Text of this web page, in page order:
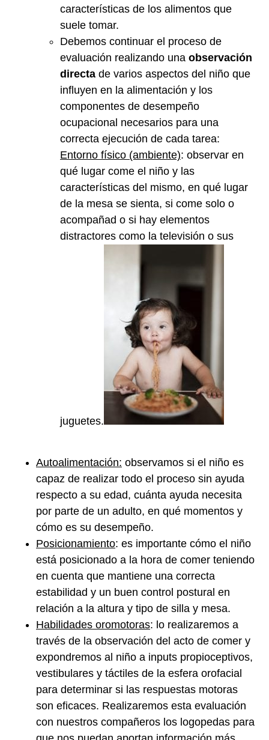
características de los alimentos que
suele tomar.
Debemos continuar el proceso de
evaluación realizando una observación
directa de varios aspectos del niño que
influyen en la alimentación y los
componentes de desempeño
ocupacional necesarios para una
correcta ejecución de cada tarea:
Entorno físico (ambiente): observar en
qué lugar come el niño y las
características del mismo, en qué lugar
de la mesa se sienta, si come solo o
acompañad o si hay elementos
distractores como la televisión o sus
juguetes.
Autoalimentación: observamos si el niño es
capaz de realizar todo el proceso sin ayuda
respecto a su edad, cuánta ayuda necesita
por parte de un adulto, en qué momentos y
cómo es su desempeño.
Posicionamiento: es importante cómo el niño
está posicionado a la hora de comer teniendo
en cuenta que mantiene una correcta
estabilidad y un buen control postural en
relación a la altura y tipo de silla y mesa.
Habilidades oromotoras: lo realizaremos a
través de la observación del acto de comer y
expondremos al niño a inputs propioceptivos,
vestibulares y táctiles de la esfera orofacial
para determinar si las respuestas motoras
son eficaces. Realizaremos esta evaluación
con nuestros compañeros los logopedas para